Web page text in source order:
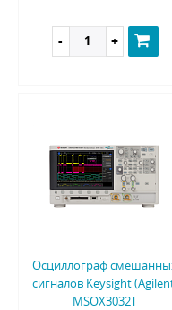
Осциллограф
сигналов Keysight
MSOX3032T